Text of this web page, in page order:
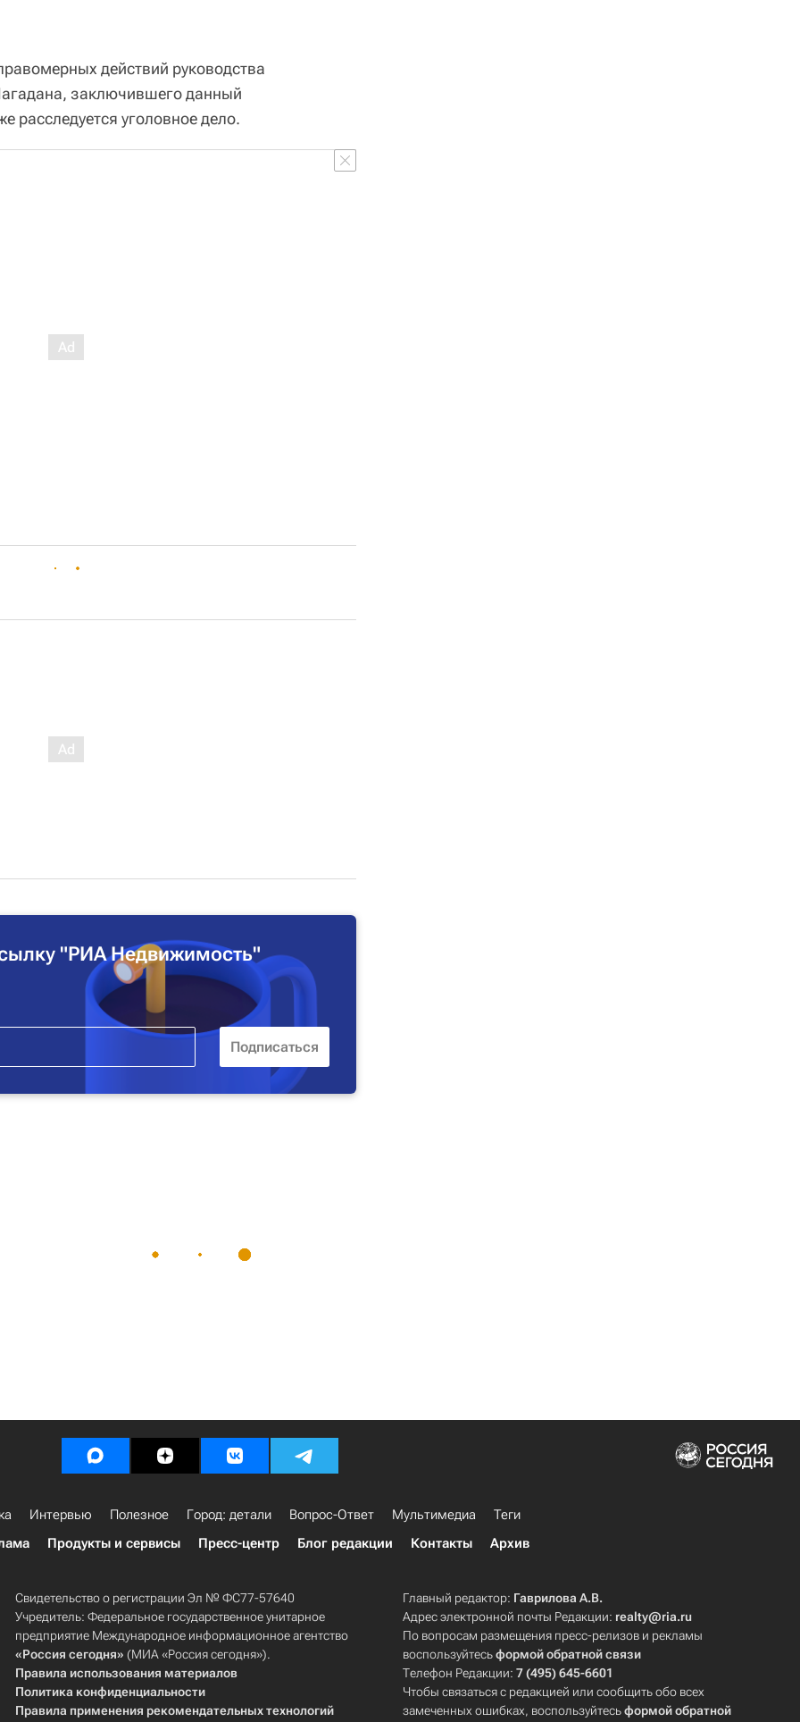
действий руководства
заключившего данный
расследуется уголовное дело.
"РИА Недвижимость"
Интервью Полезное Город: детали Вопрос-Ответ Мультимедиа
Теги
Продукты и сервисы Пресс-центр Блог редакции Контакты Архив
Свидетельство о регистрации Эл № ФС77-57640
Учредитель: Федеральное государственное унитарное
предприятие Международное информационное агентство
«Россия сегодня» (МИА «Россия сегодня»).
Правила использования материалов
Политика конфиденциальности
Правила применения рекомендательных технологий
Главный редактор: Гаврилова А.В.
Адрес электронной почты Редакции: realty@ria.ru
По вопросам размещения пресс-релизов и рекламы
воспользуйтесьформой обратной связи
Телефон Редакции:7 (495) 645-6601
Чтобы связаться с редакцией или сообщить обо всех
замеченных ошибках, воспользуйтесьформой обратной